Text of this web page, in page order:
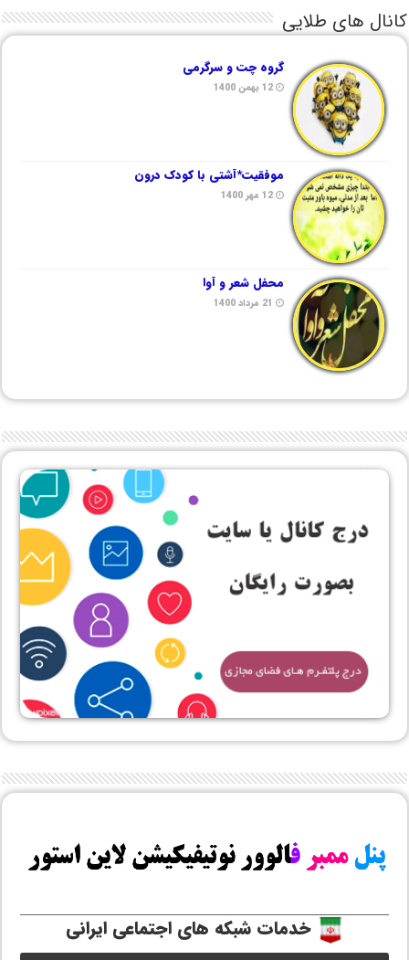
کانال های طلایی
گروه چت و سرگرمی
12 بهمن 1400
موفقیت*آشتی با کودک درون
12 مهر 1400
محفل شعر و آوا
21 مرداد 1400
خدمات شبکه های اجتماعی ایرانی